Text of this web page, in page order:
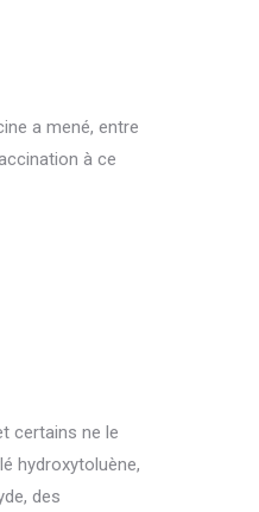
a mené, entre
à ce
certains ne le
hydroxytoluène,
des